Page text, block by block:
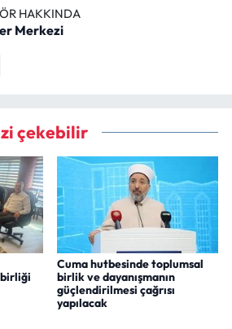
HAKKINDA
Merkezi
çekebilir
birliği
Cuma hutbesinde toplumsal
birlik ve dayanışmanın
güçlendirilmesi çağrısı
yapılacak